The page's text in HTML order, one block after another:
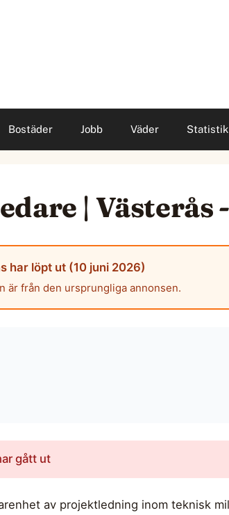
Bostäder Jobb Väder Statistik
| Västerås
har löpt ut (10 juni 2026)
är från den ursprungliga annonsen.
gått ut
av projektledning inom teknisk